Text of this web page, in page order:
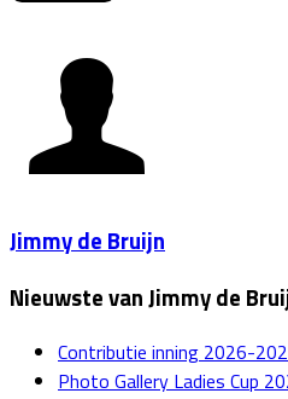
Jimmy de Bruijn
Nieuwste van Jimmy de
Contributie inning 2026-
Photo Gallery Ladies Cup